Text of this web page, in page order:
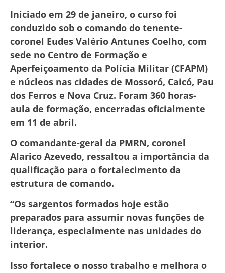
Iniciado em 29 de janeiro, o curso foi
conduzido sob o comando do tenente-
coronel Eudes Valério Antunes Coelho, com
sede no Centro de Formação e
Aperfeiçoamento da Polícia Militar (CFAPM)
e núcleos nas cidades de Mossoró, Caicó, Pau
dos Ferros e Nova Cruz. Foram 360 horas-
aula de formação, encerradas oficialmente
em 11 de abril.
O comandante-geral da PMRN, coronel
Alarico Azevedo, ressaltou a importância da
qualificação para o fortalecimento da
estrutura de comando.
“Os sargentos formados hoje estão
preparados para assumir novas funções de
liderança, especialmente nas unidades do
interior.
Isso fortalece o nosso trabalho e melhora o